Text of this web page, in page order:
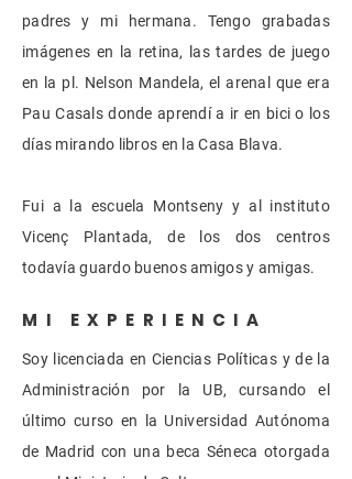
padres y mi hermana. Tengo grabadas
imágenes en la retina, las tardes de juego
en la pl. Nelson Mandela, el arenal que era
Pau Casals donde aprendí a ir en bici o los
días mirando libros en la Casa Blava.
Fui a la escuela Montseny y al instituto
Vicenç Plantada, de los dos centros
todavía guardo buenos amigos y amigas.
MI EXPERIENCIA
Soy licenciada en Ciencias Políticas y de la
Administración por la UB, cursando el
último curso en la Universidad Autónoma
de Madrid con una beca Séneca otorgada